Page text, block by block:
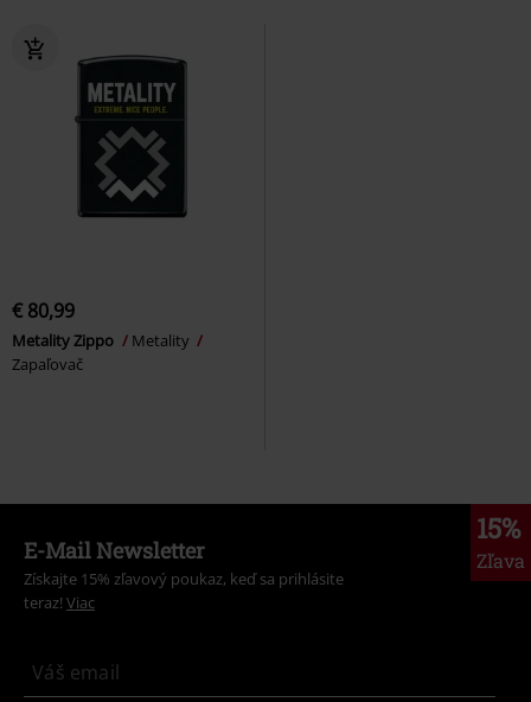
€ 80,99
Metality Zippo
Metality
Zapaľovač
15%
Zľava
E-Mail Newsletter
Získajte 15% zľavový poukaz, keď sa prihlásite
teraz! Viac